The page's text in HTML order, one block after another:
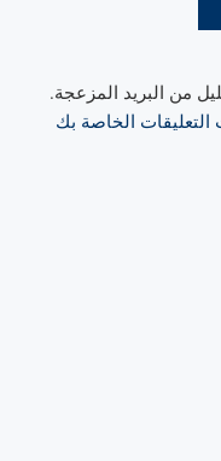
من البريد المزعجة.
التعليقات الخاصة بك